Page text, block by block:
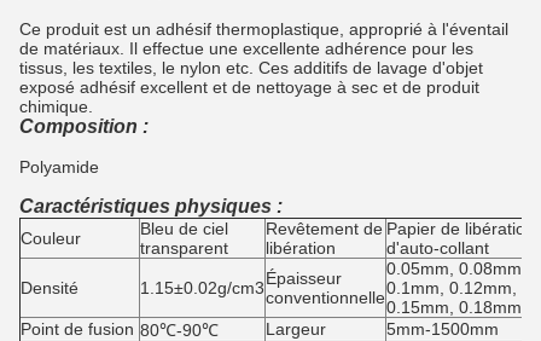
Ce produit est un adhésif thermoplastique, approprié à l'éventail
de matériaux. Il effectue une excellente adhérence pour les
tissus, les textiles, le nylon etc. Ces additifs de lavage d'objet
exposé adhésif excellent et de nettoyage à sec et de produit
chimique.
Composition :
Polyamide
Caractéristiques physiques :
Couleur
Bleu de ciel
transparent
Revêtement de
libération
Papier de libération
d'auto-collant
Densité 1.15±0.02g/cm3Épaisseur
conventionnelle
0.05mm, 0.08mm,
0.1mm, 0.12mm,
0.15mm, 0.18mm
Point de fusion 80℃-90℃ Largeur
5mm-1500mm